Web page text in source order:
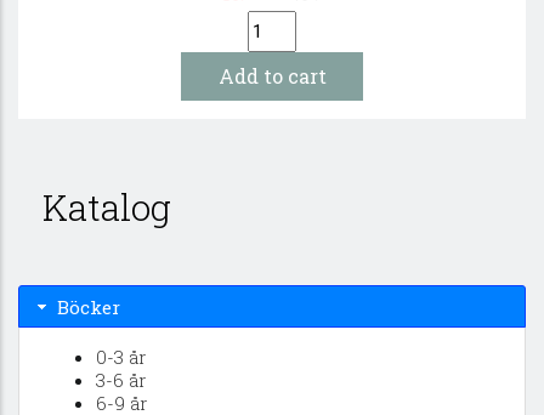
Katalog
Böcker
0-3 år
3-6 år
6-9 år